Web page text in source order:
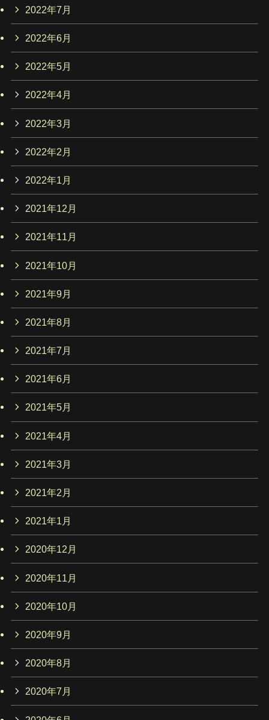
2022年7月
2022年6月
2022年5月
2022年4月
2022年3月
2022年2月
2022年1月
2021年12月
2021年11月
2021年10月
2021年9月
2021年8月
2021年7月
2021年6月
2021年5月
2021年4月
2021年3月
2021年2月
2021年1月
2020年12月
2020年11月
2020年10月
2020年9月
2020年8月
2020年7月